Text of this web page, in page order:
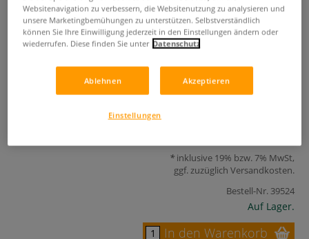
CREARTEC Enkaustic
Heißmalpinsel, 41 mm
Heißmalpinsel 41 mm für flächige Enkaustikarbeiten.
inklusive 19% bzw. 7% MwSt,
ggf. zuzüglich Versandkosten.
Bestell-Nr. 39524
Auf Lager.
In den Warenkorb
Websitenavigation zu verbessern, die Websitenutzung zu analysieren und
unsere Marketingbemühungen zu unterstützen. Selbstverständlich
können Sie Ihre Einwilligung jederzeit in den Einstellungen ändern oder
wiederrufen. Diese finden Sie unter Datenschutz
Ablehnen Akzeptieren
Einstellungen